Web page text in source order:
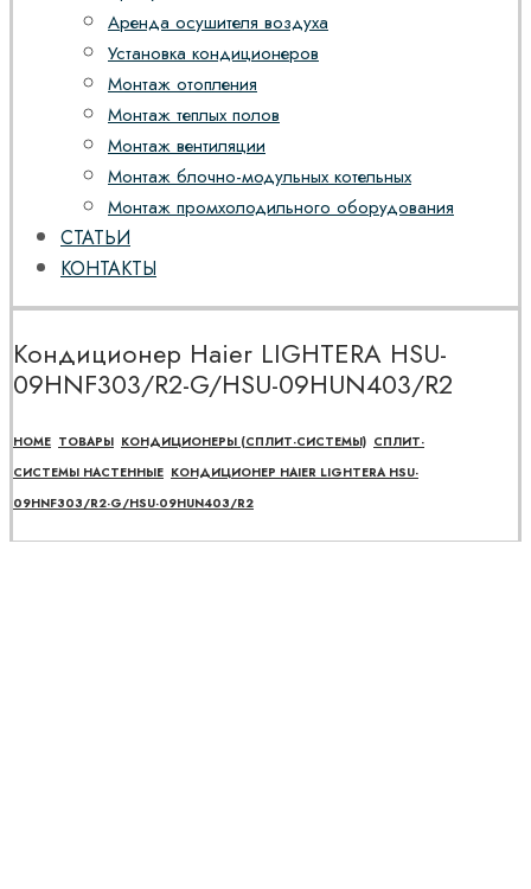
Аренда осушителя воздуха
Установка кондиционеров
Монтаж отопления
Монтаж теплых полов
Монтаж вентиляции
Монтаж блочно-модульных котельных
Монтаж промхолодильного оборудования
СТАТЬИ
КОНТАКТЫ
Кондиционер Haier LIGHTERA HSU-
09HNF303/R2-G/HSU-09HUN403/R2
HOME ТОВАРЫ КОНДИЦИОНЕРЫ (СПЛИТ-СИСТЕМЫ) СПЛИТ-
СИСТЕМЫ НАСТЕННЫЕ КОНДИЦИОНЕР HAIER LIGHTERA HSU-
09HNF303/R2-G/HSU-09HUN403/R2